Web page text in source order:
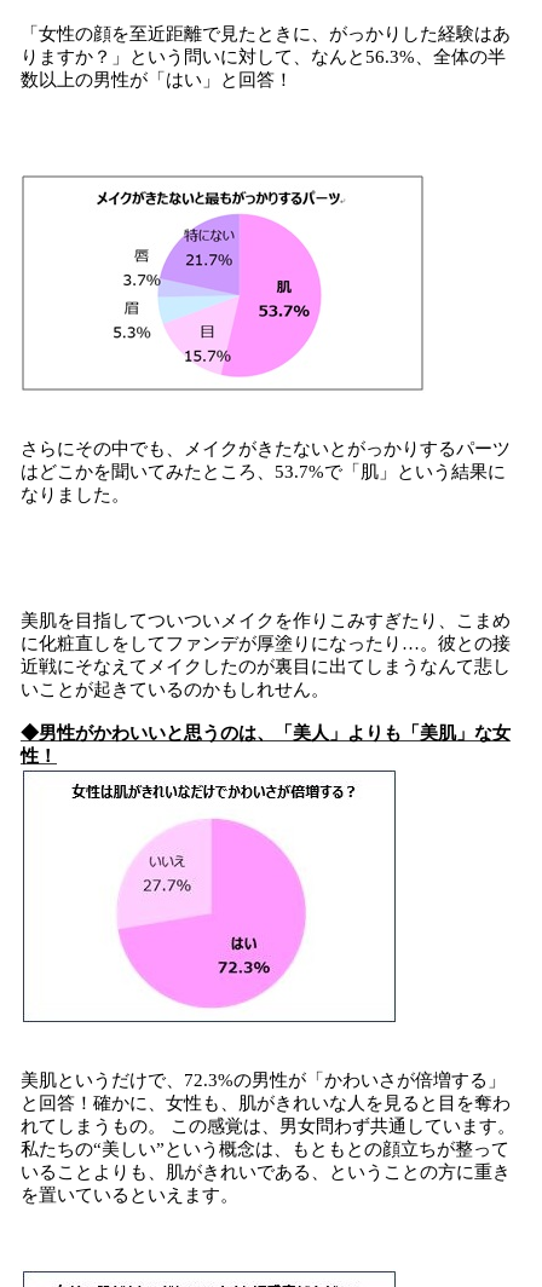
「女性の顔を至近距離で見たときに、がっかりした経験はあ
りますか？」という問いに対して、なんと56.3%、全体の半
数以上の男性が「はい」と回答！
さらにその中でも、メイクがきたないとがっかりするパーツ
はどこかを聞いてみたところ、53.7%で「肌」という結果に
なりました。
美肌を目指してついついメイクを作りこみすぎたり、こまめ
に化粧直しをしてファンデが厚塗りになったり…。彼との接
近戦にそなえてメイクしたのが裏目に出てしまうなんて悲し
いことが起きているのかもしれせん。
◆男性がかわいいと思うのは、「美人」よりも「美肌」な女
性！
美肌というだけで、72.3%の男性が「かわいさが倍増する」
と回答！確かに、女性も、肌がきれいな人を見ると目を奪わ
れてしまうもの。 この感覚は、男女問わず共通しています。
私たちの“美しい”という概念は、もともとの顔立ちが整って
いることよりも、肌がきれいである、ということの方に重き
を置いているといえます。